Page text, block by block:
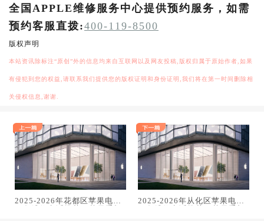
全国APPLE维修服务中心提供预约服务，如需
预约客服直拨:400-119-8500
版权声明
本站资讯除标注“原创”外的信息均来自互联网以及网友投稿,版权归属于原始作者,如果
有侵犯到您的权益,请联系我们提供您的版权证明和身份证明,我们将在第一时间删除相
关侵权信息,谢谢.
2025-2026年花都区苹果电话
2025-2026年从化区苹果电话